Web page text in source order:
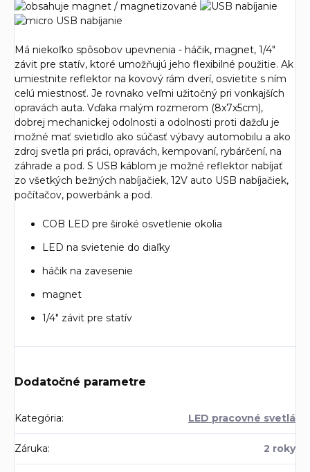
Má niekoľko spôsobov upevnenia - háčik, magnet, 1/4"
závit pre statív, ktoré umožňujú jeho flexibilné použitie. Ak
umiestnite reflektor na kovový rám dverí, osvietite s ním
celú miestnosť. Je rovnako veľmi užitočný pri vonkajších
opravách auta. Vďaka malým rozmerom (8x7x5cm),
dobrej mechanickej odolnosti a odolnosti proti dažďu je
možné mať svietidlo ako súčasť výbavy automobilu a ako
zdroj svetla pri práci, opravách, kempovaní, rybárčení, na
záhrade a pod. S USB káblom je možné reflektor nabíjať
zo všetkých bežných nabíjačiek, 12V auto USB nabíjačiek,
počítačov, powerbánk a pod.
COB LED pre široké osvetlenie okolia
LED na svietenie do diaľky
háčik na zavesenie
magnet
1/4" závit pre statív
Dodatočné parametre
Kategória: LED pracovné svetlá
Záruka: 2 roky